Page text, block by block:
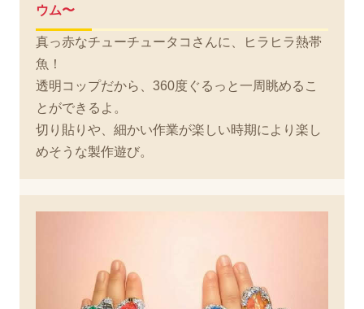
ウム〜
真っ赤なチューチュータコさんに、ヒラヒラ熱帯
魚！
透明コップだから、360度ぐるっと一周眺めるこ
とができるよ。
切り貼りや、細かい作業が楽しい時期により楽し
めそうな製作遊び。